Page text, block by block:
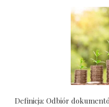
Definicja: Odbiór